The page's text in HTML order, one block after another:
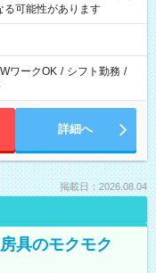
可能性があります
ワークOK / シフト勤務 /
詳細へ
掲載日：2026.08.04
具のモクモク